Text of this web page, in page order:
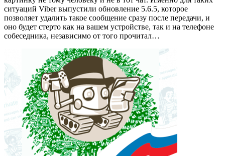
ситуаций Viber выпустили обновление 5.6.5, которое
позволяет удалить такое сообщение сразу после передачи, и
оно будет стерто как на вашем устройстве, так и на телефоне
собеседника, независимо от того прочитал…